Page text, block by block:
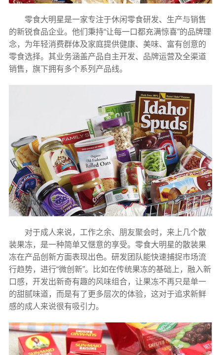
零食大明星是一家专注于休闲零食研发、生产与销售
的新锐食品企业。他们秉持“让每一口都充满惊喜”的品牌理
念，为年轻消费群体及家庭提供健康、美味、富有创意的
零食选择。其业务涵盖产品自主开发、品牌运营及全渠道
销售，旗下拥有多个系列产品线。
对于成人来说，工作之余、朋友聚会时，来上几个散
装果冻，是一种简单又惬意的享受。零食大明星的散装果
冻在产品创新方面表现出色。研发团队能快速捕捉市场流
行趋势，进行“微创新”。比如在传统果冻的基础上，融入新
口感，开发出新奇有趣的风味组合，让果冻不再只是单一
的甜腻味道，而是有了更多层次的体验，这对于追求新鲜
感的成人来说很有吸引力。